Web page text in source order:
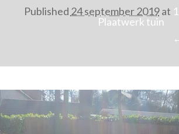
Published 24 september 2019at
Plaatwerk tuin